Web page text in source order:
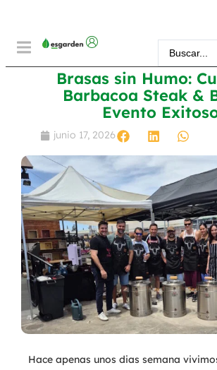
Brasas sin Humo:
Barbacoa Steak &
Evento
junio 17, 2026
Hace apenas unos dias semana